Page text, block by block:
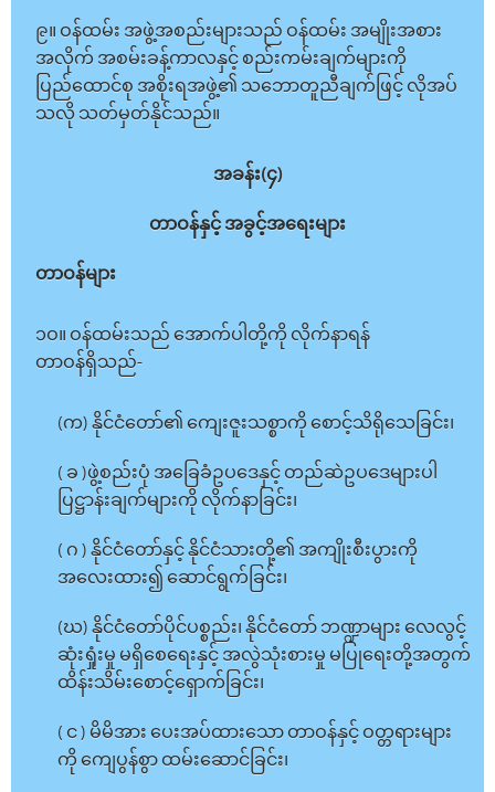
၉။ ဝန်ထမ်း အဖွဲ့အစည်းများသည် ဝန်ထမ်း အမျိုးအစား
အလိုက် အစမ်းခန့်ကာလနှင့် စည်းကမ်းချက်များကို
ပြည်ထောင်စု အစိုးရအဖွဲ့၏ သဘောတူညီချက်ဖြင့် လိုအပ်
သလို သတ်မှတ်နိုင်သည်။
အခန်း(၄)
တာဝန်နှင့် အခွင့်အရေးများ
တာဝန်များ
၁ဝ။ ဝန်ထမ်းသည် အောက်ပါတို့ကို လိုက်နာရန်
တာဝန်ရှိသည်-
(က) နိုင်ငံတော်၏ ကျေးဇူးသစ္စာကို စောင့်သိရိုသေခြင်း၊
( ခ )ဖွဲ့စည်းပုံ အခြေခံဥပဒေနှင့် တည်ဆဲဥပဒေများပါ
ပြဋ္ဌာန်းချက်များကို လိုက်နာခြင်း၊
( ဂ ) နိုင်ငံတော်နှင့် နိုင်ငံသားတို့၏ အကျိုးစီးပွားကို
အလေးထား၍ ဆောင်ရွက်ခြင်း၊
(ဃ) နိုင်ငံတော်ပိုင်ပစ္စည်း၊ နိုင်ငံတော် ဘဏ္ဍာများ လေလွင့်
ဆုံးရှုံးမှု မရှိစေရေးနှင့် အလွဲသုံးစားမှု မပြုရေးတို့အတွက်
ထိန်းသိမ်းစောင့်ရှောက်ခြင်း၊
( င ) မိမိအား ပေးအပ်ထားသော တာဝန်နှင့် ဝတ္တရားများ
ကို ကျေပွန်စွာ ထမ်းဆောင်ခြင်း၊